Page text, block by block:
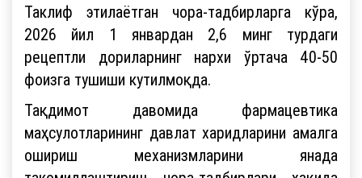
Таклиф этилаётган чора-тадбирларга кўра,
2026 йил 1 январдан 2,6 минг турдаги
рецептли дориларнинг нархи ўртача 40-50
фоизга тушиши кутилмоқда.
Тақдимот давомида фармацевтика
маҳсулотларининг давлат харидларини амалга
ошириш механизмларини янада